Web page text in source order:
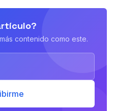
contenido como este.